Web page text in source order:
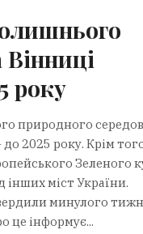
року
природного
2025 року. Крім
Зеленого
міст України.
минулого
це інформує...